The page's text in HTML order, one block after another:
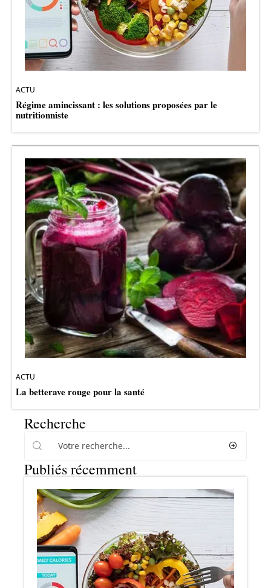
ACTU
Régime amincissant : les solutions proposées par le
nutritionniste
ACTU
La betterave rouge pour la santé
Recherche
Publiés récemment